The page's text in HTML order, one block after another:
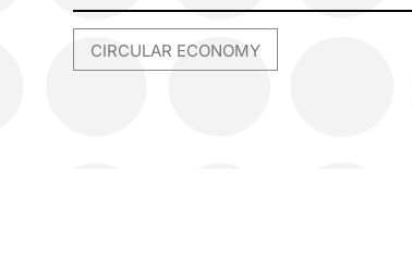
CIRCULAR ECONOMY